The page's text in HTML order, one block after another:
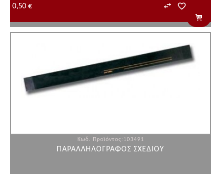
0,50 €
Κωδ. Προϊόντος:103491
ΠΑΡΑΛΛΗΛΟΓΡΑΦΟΣ ΣΧΕΔΙΟΥ